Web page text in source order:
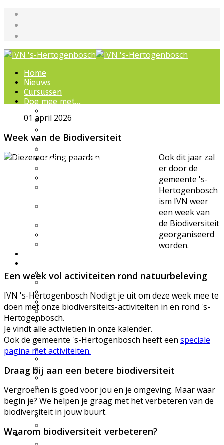
Home
Nieuws
Cursussen
Doe mee met...
IVN natuurcursussen
Landschapsbeheer
Het Bewaarde Land
Over IVN natuureducatie
Werkgroepen
Lid of Donateur worden?
Nieuwsflits nieuwsbrief
Den Boschrietsangher
Jaarboeken
Bestuur
Ledenvergaderingen
Vacatures
Handboek werkgroepen
Statuten, huishoudelijk
reglement,
omgangsregels
Gidsenmateriaal
Over deze website
Contact
01 april 2026
Week van de Biodiversiteit
Ook dit jaar zal
er door de
gemeente 's-
Hertogenbosch
ism IVN weer
een week van
de Biodiversiteit
georganiseerd
worden.
Een week vol activiteiten rond natuurbeleving
IVN 's-Hertogenbosch Nodigt je uit om deze week mee te
doen met onze biodiversiteits-activiteiten in en rond 's-
Hertogenbosch.
Je vindt alle activietien in onze kalender.
Ook de gemeente 's-Hertogenbosch heeft een speciale
pagina met activiteiten.
Draag bij aan een betere biodiversiteit
Vergroenen is goed voor jou en je omgeving. Maar waar
begin je? We helpen je graag met het verbeteren van de
biodiversiteit in jouw buurt.
Waarom biodiversiteit verbeteren?